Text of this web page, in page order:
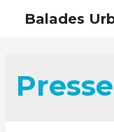
Balades